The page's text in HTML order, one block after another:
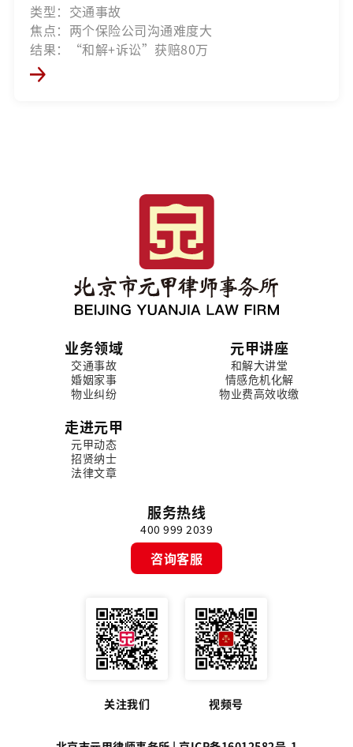
类型：交通事故
焦点：两个保险公司沟通难度大
结果：“和解+诉讼”获赔80万
业务领域
交通事故
婚姻家事
物业纠纷
元甲讲座
和解大讲堂
情感危机化解
物业费高效收缴
走进元甲
元甲动态
招贤纳士
法律文章
服务热线
400 999 2039
咨询客服
关注我们 视频号